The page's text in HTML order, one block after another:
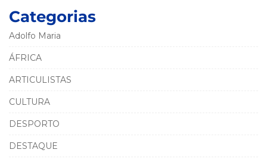
Categorias
Adolfo Maria
ÁFRICA
ARTICULISTAS
CULTURA
DESPORTO
DESTAQUE